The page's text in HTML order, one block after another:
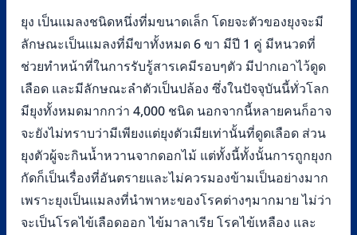
ยุง เป็นแมลงชนิดหนึ่งที่มขนาดเล็ก โดยจะตัวของยุงจะมี
ลักษณะเป็นแมลงที่มีขาทั้งหมด 6 ขา มีปี 1 คู่ มีหนวดที่
ช่วยทำหน้าที่ในการรับรู้สารเคมีรอบๆตัว มีปากเอาไว้ดูด
เลือด และมีลักษณะลำตัวเป็นปล้อง ซึ่งในปัจจุบันนี้ทั่วโลก
มียุงทั้งหมดมากกว่า 4,000 ชนิด นอกจากนี้หลายคนก็อาจ
จะยังไม่ทราบว่ามีเพียงแต่ยุงตัวเมียเท่านั้นที่ดูดเลือด ส่วน
ยุงตัวผู้จะกินน้ำหวานจากดอกไม้ แต่ทั้งนี้ทั้งนั้นการถูกยุงก
กัดก็เป็นเรื่องที่อันตรายและไม่ควรมองข้ามเป็นอย่างมาก
เพราะยุงเป็นแมลงที่นำพาหะของโรคต่างๆมากมาย ไม่ว่า
จะเป็นโรคไข้เลือดออก ไข้มาลาเรีย โรคไข้เหลือง และ